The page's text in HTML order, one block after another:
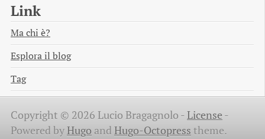
Link
Ma chi è?
Esplora il blog
Tag
Copyright © 2026 Lucio Bragagnolo -License -
Powered byHugo and Hugo-Octopress theme.